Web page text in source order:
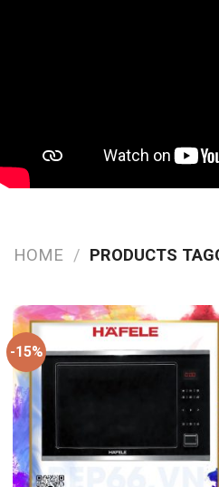
HOME / PRODUCTS
-15%